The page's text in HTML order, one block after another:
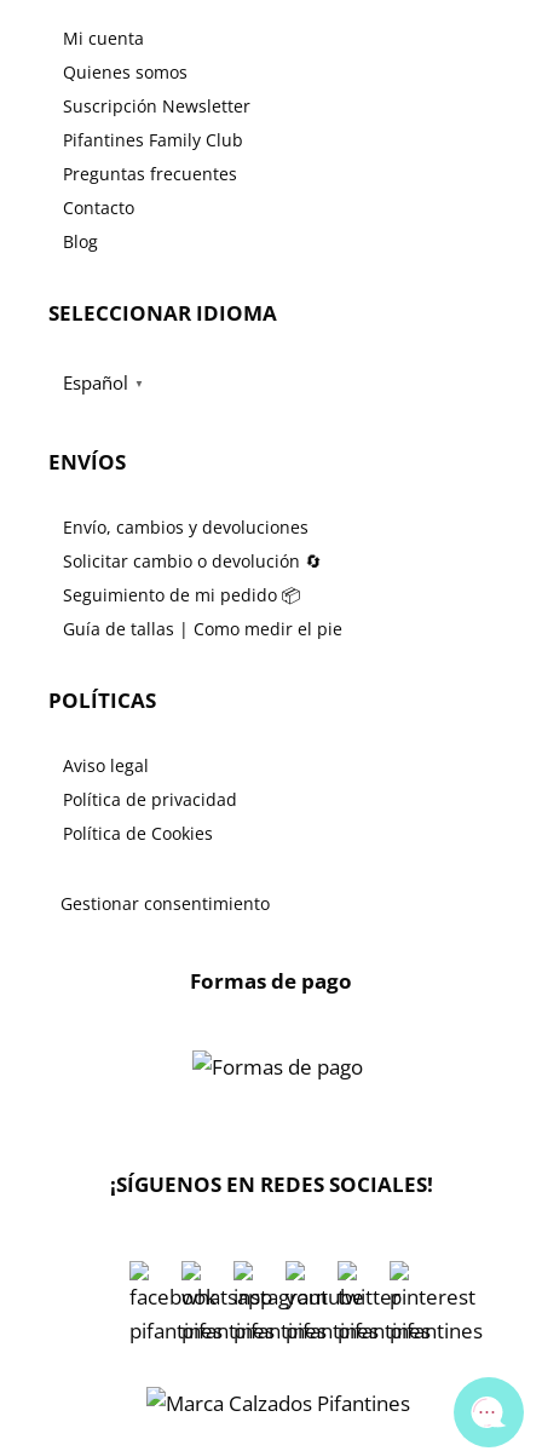
Mi cuenta
Quienes somos
Suscripción Newsletter
Pifantines Family Club
Preguntas frecuentes
Contacto
Blog
SELECCIONAR IDIOMA
Español ▼
ENVÍOS
Envío, cambios y devoluciones
Solicitar cambio o devolución 🔄
Seguimiento de mi pedido 📦
Guía de tallas | Como medir el pie
POLÍTICAS
Aviso legal
Política de privacidad
Política de Cookies
Gestionar consentimiento
Formas de pago
¡SÍGUENOS EN REDES SOCIALES!
📞 Contactar Whatsapp
📧 Enviar mensaje
📦 Seguimiento de mi pedido